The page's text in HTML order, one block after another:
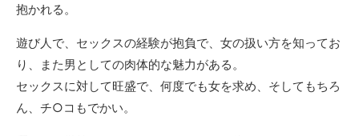
抱かれる。
遊び人で、セックスの経験が抱負で、女の扱い方を知ってお
り、また男としての肉体的な魅力がある。
セックスに対して旺盛で、何度でも女を求め、そしてもちろ
ん、チ○コもでかい。